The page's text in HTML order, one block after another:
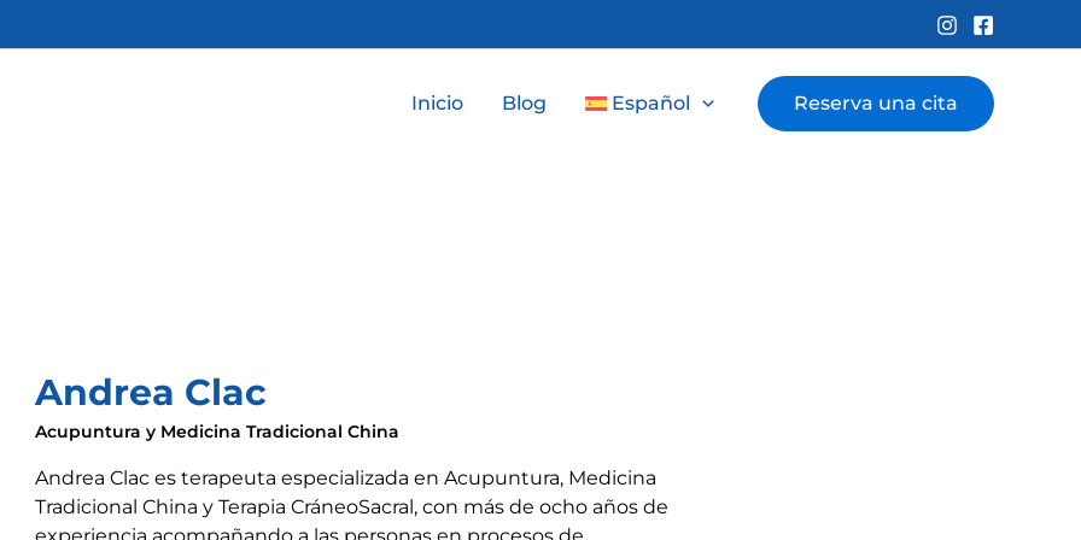
Inicio Blog Español Reserva una cita
Andrea Clac
Acupuntura y Medicina Tradicional China
Andrea Clac es terapeuta especializada en Acupuntura, Medicina
Tradicional China y Terapia CráneoSacral, con más de ocho años de